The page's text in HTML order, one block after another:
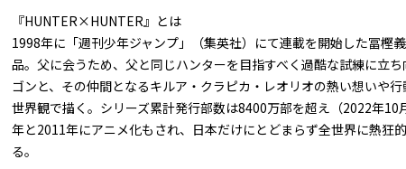
『HUNTER×HUNTER』とは
1998年に「週刊少年ジャンプ」（集英社）にて連載を開始した冨樫
品。父に会うため、父と同じハンターを目指すべく過酷な試練に立ち
ゴンと、その仲間となるキルア・クラピカ・レオリオの熱い想いや
世界観で描く。シリーズ累計発行部数は8400万部を超え（2022年10
年と2011年にアニメ化もされ、日本だけにとどまらず全世界に熱狂
る。